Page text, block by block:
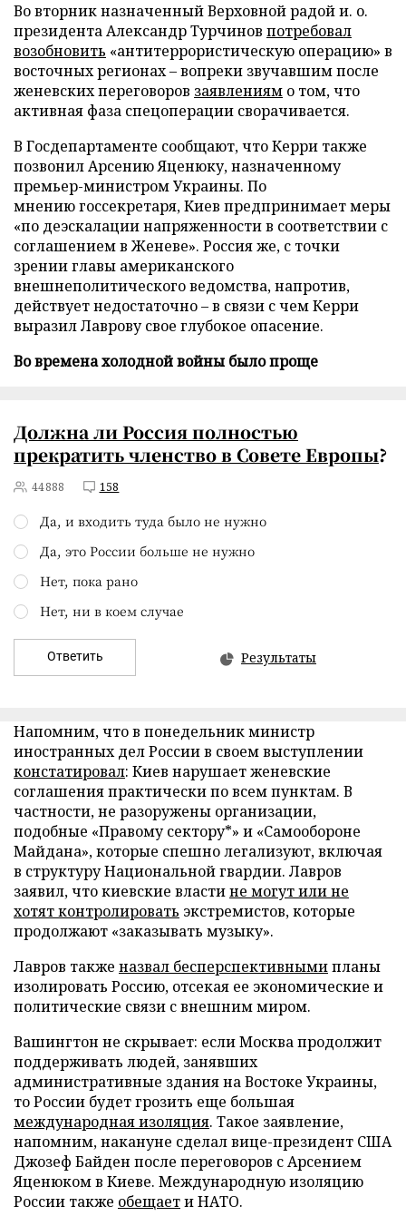
Во вторник назначенный Верховной радой и. о.
президента Александр Турчинов потребовал
возобновить «антитеррористическую операцию» в
восточных регионах – вопреки звучавшим после
женевских переговоров заявлениям о том, что
активная фаза спецоперации сворачивается.
В Госдепартаменте сообщают, что Керри также
позвонил Арсению Яценюку, назначенному
премьер-министром Украины. По
мнению госсекретаря, Киев предпринимает меры
«по деэскалации напряженности в соответствии с
соглашением в Женеве». Россия же, с точки
зрении главы американского
внешнеполитического ведомства, напротив,
действует недостаточно – в связи с чем Керри
выразил Лаврову свое глубокое опасение.
Во времена холодной войны было проще
Должна ли Россия полностью
прекратить членство в Совете Европы?
44888 158
Да, и входить туда было не нужно
Да, это России больше не нужно
Нет, пока рано
Нет, ни в коем случае
Ответить Результаты
Напомним, что в понедельник министр
иностранных дел России в своем выступлении
констатировал: Киев нарушает женевские
соглашения практически по всем пунктам. В
частности, не разоружены организации,
подобные «Правому сектору*» и «Самообороне
Майдана», которые спешно легализуют, включая
в структуру Национальной гвардии. Лавров
заявил, что киевские властине могут или не
хотят контролировать экстремистов, которые
продолжают «заказывать музыку».
Лавров также назвал бесперспективнымипланы
изолировать Россию, отсекая ее экономические и
политические связи с внешним миром.
Вашингтон не скрывает: если Москва продолжит
поддерживать людей, занявших
административные здания на Востоке Украины,
то России будет грозить еще большая
международная изоляция. Такое заявление,
напомним, накануне сделал вице-президент США
Джозеф Байден после переговоров с Арсением
Яценюком в Киеве. Международную изоляцию
России также обещаети НАТО.